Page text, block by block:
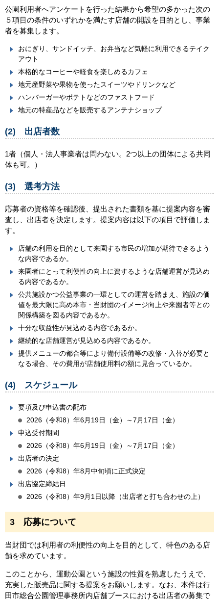
公園利用者へアンケートを行った結果から希望の多かった次の
５項目の条件のいずれかを満たす店舗の開設を目的とし、事業
者を募集します。
おにぎり、サンドイッチ、お弁当など気軽に利用できるテイク
アウト
本格的なコーヒーや軽食を楽しめるカフェ
地元産野菜や果物を使ったスイーツやドリンクなど
ハンバーガーやポテトなどのファストフード
地元の特産品などを販売するアンテナショップ
(2) 出店者数
1者（個人・法人事業者は問わない。2つ以上の団体による共同
体も可。）
(3) 選考方法
応募者の資格等を確認後、提出された書類を基に提案内容を審
査し、出店者を決定します。提案内容は以下の項目で評価しま
す。
店舗の利用を目的として来園する市民の増加が期待できるよう
な内容であるか。
来園者にとって利便性の向上に資するような店舗運営が見込め
る内容であるか。
公共施設かつ公益事業の一環としての運営を踏まえ、施設の価
値を最大限に高め本市・当財団のイメージ向上や来園者等との
関係構築を図る内容であるか。
十分な収益性が見込める内容であるか。
継続的な店舗運営が見込める内容であるか。
提供メニューの都合等により備付設備等の改修・入替が必要と
なる場合、その費用が店舗使用料の額に見合っているか。
(4) スケジュール
要項及び申込書の配布
2026（令和8）年6月19日（金）～7月17日（金）
申込受付期間
2026（令和8）年6月19日（金）～7月17日（金）
出店者の決定
2026（令和8）年8月中旬頃に正式決定
出店協定締結日
2026（令和8）年9月1日以降（出店者と打ち合わせの上）
3 応募について
当財団では利用者の利便性の向上を目的として、特色のある店
舗を求めています。
このことから、運動公園という施設の性質を熟慮したうえで、
充実した販売品に関する提案をお願いします。なお、本件は行
田市総合公園管理事務所内店舗ブースにおける出店者の募集で